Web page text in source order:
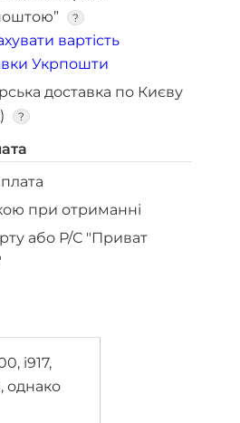
?
вартість
Укрпошти
доставка по Києву
?
при отриманні
або Р/С "Приват
i917,
однако